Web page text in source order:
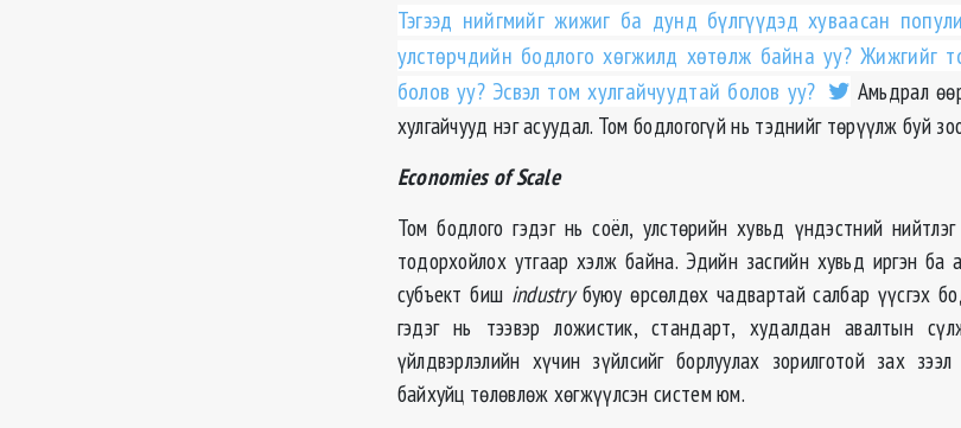
Тэгээд нийгмийг жижиг ба дунд бүлгүүдэд хуваасан
улстөрчдийн бодлого хөгжилд хөтөлж байна уу? Жижгийг
болов уу? Эсвэл том хулгайчуудтай болов уу?
Амьдрал
хулгайчууд нэг асуудал. Том бодлогогүй нь тэднийг төрүүлж буй
Economies of Scale
Том бодлого гэдэг нь соёл, улстөрийн хувьд үндэстний
тодорхойлох утгаар хэлж байна. Эдийн засгийн хувьд иргэн ба
субъект биш industryбуюу өрсөлдөх чадвартай салбар үүсгэх
гэдэг нь тээвэр ложистик, стандарт, худалдан авалтын
үйлдвэрлэлийн хүчин зүйлсийг борлуулах зорилготой зах
байхуйц төлөвлөж хөгжүүлсэн систем юм.